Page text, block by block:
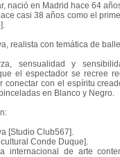
nació en Madrid hace 64
casi 38 años como el
realista con temática de
sensualidad y
el espectador se recree
conectar con el espíritu
en Blanco y Negro.
[Studio Club567].
Conde Duque].
internacional de arte